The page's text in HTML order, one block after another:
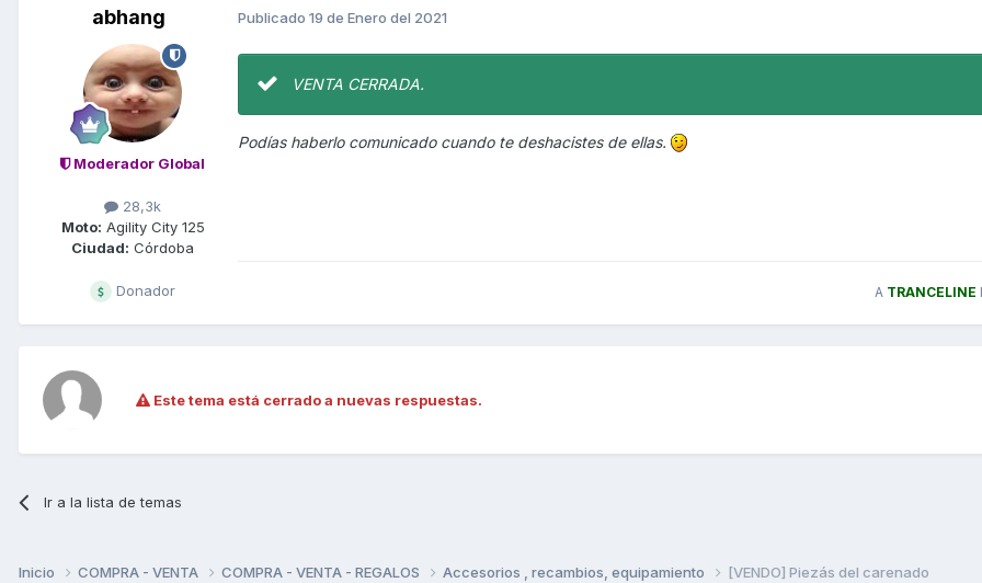
abhang
Moderador Global
28,3k
Moto: Agility City 125
Ciudad: Córdoba
Donador
Publicado 19 de Enero del 2021
VENTA CERRADA.
Podías haberlo comunicado cuando te deshacistes de ellas.
A TRANCELINE
Este tema está cerrado a nuevas respuestas.
Ir a la lista de temas
Inicio COMPRA - VENTA COMPRA - VENTA - REGALOS Accesorios , recambios, equipamiento [VENDO] Piezás del carenado